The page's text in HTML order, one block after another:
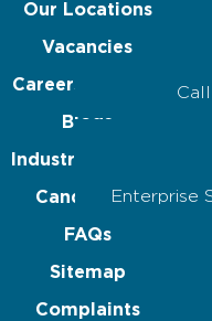
Our Locations
Vacancies
Careers at TASC
Blogs
Industry Reports
Candidates
FAQs
Sitemap
Complaints
Enterprise